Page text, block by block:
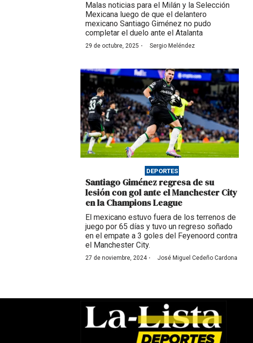
Malas noticias para el Milán y la Selección
Mexicana luego de que el delantero
mexicano Santiago Giménez no pudo
completar el duelo ante el Atalanta
29 de octubre, 2025 · Sergio Meléndez
DEPORTES
Santiago Giménez regresa de su
lesión con gol ante el Manchester City
en la Champions League
El mexicano estuvo fuera de los terrenos de
juego por 65 días y tuvo un regreso soñado
en el empate a 3 goles del Feyenoord contra
el Manchester City.
27 de noviembre, 2024· José Miguel Cedeño Cardona